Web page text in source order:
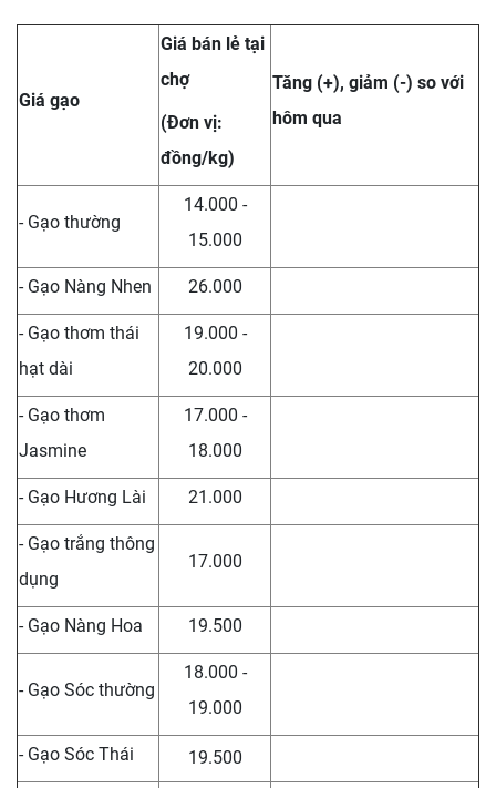
Giá gạo
Giá bán lẻ tại
chợ
(Đơn vị:
đồng/kg)
Tăng (+), giảm (-) so với
hôm qua
- Gạo thường
14.000 -
15.000
- Gạo Nàng Nhen 26.000
- Gạo thơm thái
hạt dài
19.000 -
20.000
- Gạo thơm
Jasmine
17.000 -
18.000
- Gạo Hương Lài 21.000
- Gạo trắng thông
dụng
17.000
- Gạo Nàng Hoa 19.500
- Gạo Sóc thường
18.000 -
19.000
- Gạo Sóc Thái 19.500